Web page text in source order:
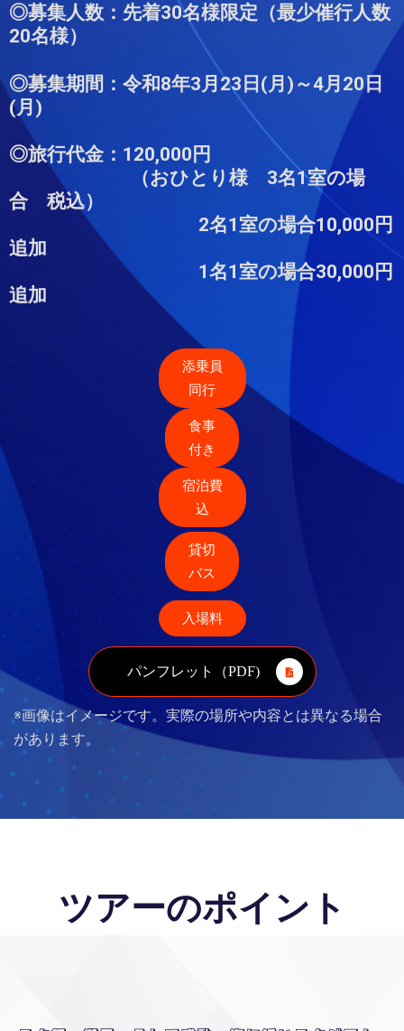
◎募集人数：先着30名様限定（最少催行人数
20名様）
◎募集期間：令和8年3月23日(月)～4月20日
(月)
◎旅行代金：120,000円
（おひとり様 3名1室の場
合 税込）
2名1室の場合10,000円
追加
1名1室の場合30,000円
追加
添乗員
同行
食事
付き
宿泊費
込
貸切
バス
入場料
パンフレット（PDF)
※画像はイメージです。実際の場所や内容とは異なる場合
があります。
ツアーのポイント